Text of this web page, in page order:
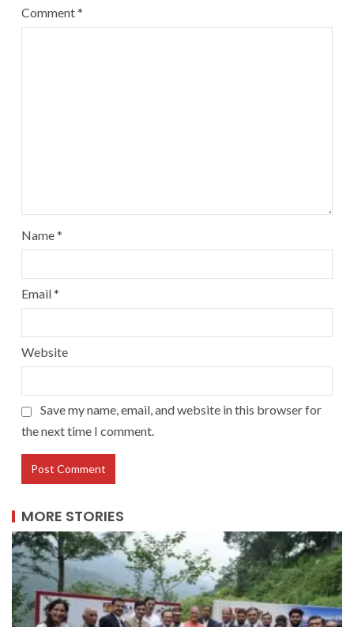
Comment*
Name*
Email*
Website
Save my name, email, and website in this browser for
the next time I comment.
MORE STORIES